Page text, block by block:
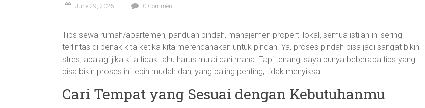
June 29, 2025 0 Comment
Tips sewa rumah/apartemen, panduan pindah, manajemen properti lokal, semua istilah ini sering
terlintas di benak kita ketika kita merencanakan untuk pindah. Ya, proses pindah bisa jadi sangat bikin
stres, apalagi jika kita tidak tahu harus mulai dari mana. Tapi tenang, saya punya beberapa tips yang
bisa bikin proses ini lebih mudah dan, yang paling penting, tidak menyiksa!
Cari Tempat yang Sesuai dengan Kebutuhanmu